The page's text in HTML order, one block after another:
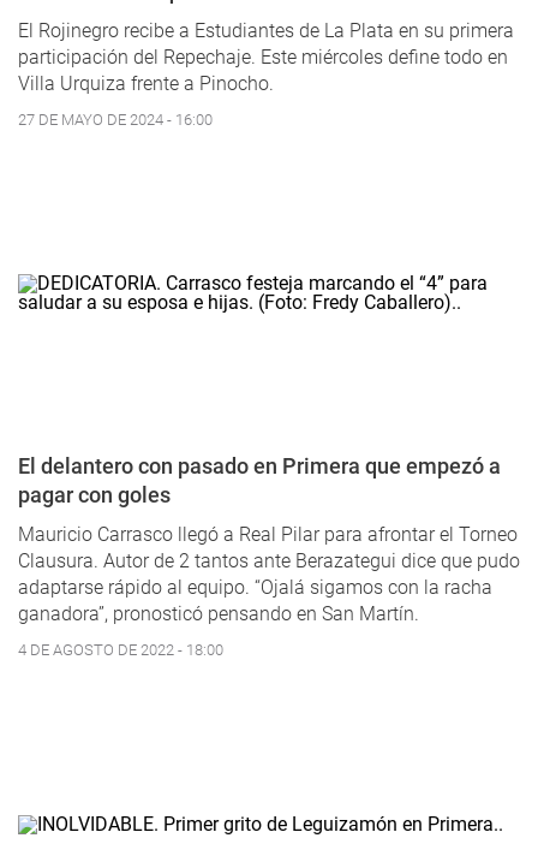
El Rojinegro recibe a Estudiantes de La Plata en su primera
participación del Repechaje. Este miércoles define todo en
Villa Urquiza frente a Pinocho.
27 DE MAYO DE 2024 - 16:00
El delantero con pasado en Primera que empezó a
pagar con goles
Mauricio Carrasco llegó a Real Pilar para afrontar el Torneo
Clausura. Autor de 2 tantos ante Berazategui dice que pudo
adaptarse rápido al equipo. “Ojalá sigamos con la racha
ganadora”, pronosticó pensando en San Martín.
4 DE AGOSTO DE 2022 - 18:00